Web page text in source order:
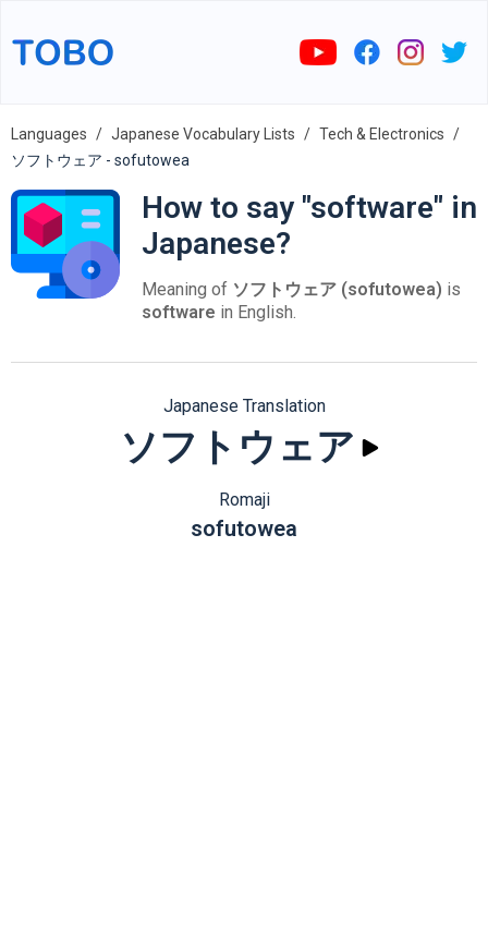
Languages Japanese Vocabulary Lists
Tech & Electronics
ソフトウェア - sofutowea
How to say "software" in
Japanese?
Meaning of ソフトウェア (sofutowea) is
software in English.
Japanese Translation
ソフトウェア
Romaji
sofutowea